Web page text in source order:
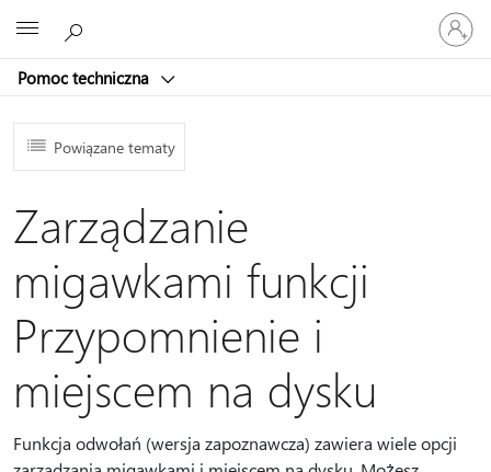
Pomoc techniczna
Zaloguj
się
do
konta
Powiązane tematy
Zarządzanie
migawkami funkcji
Przypomnienie i
miejscem na dysku
Funkcja odwołań (wersja zapoznawcza) zawiera wiele opcji